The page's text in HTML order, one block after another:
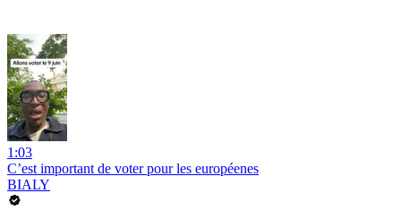
1:03
C’est important de voter pour les européenes
BIALY